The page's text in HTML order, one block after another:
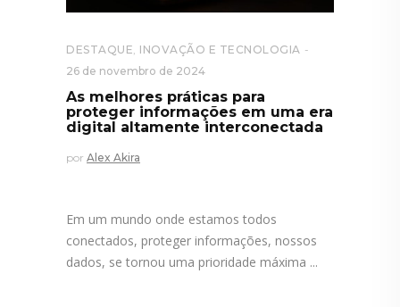
DESTAQUE, INOVAÇÃO E TECNOLOGIA
26 de novembro de 2024
As melhores práticas para
proteger informações em uma era
digital altamente interconectada
por Alex Akira
Em um mundo onde estamos todos
conectados, proteger informações, nossos
dados, se tornou uma prioridade máxima